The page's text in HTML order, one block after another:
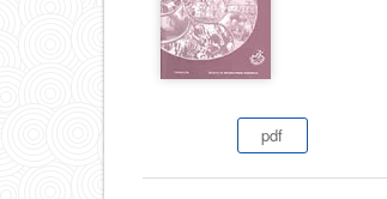
del
pdf